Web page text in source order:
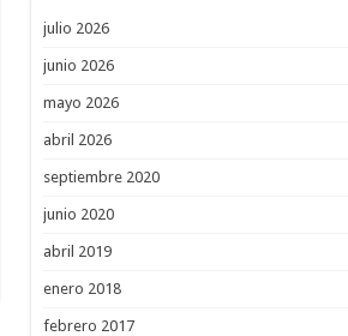
julio 2026
junio 2026
mayo 2026
abril 2026
septiembre 2020
junio 2020
abril 2019
enero 2018
febrero 2017